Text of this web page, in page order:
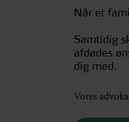
Når et
Samtidig
afdødes
dig med.
Vores